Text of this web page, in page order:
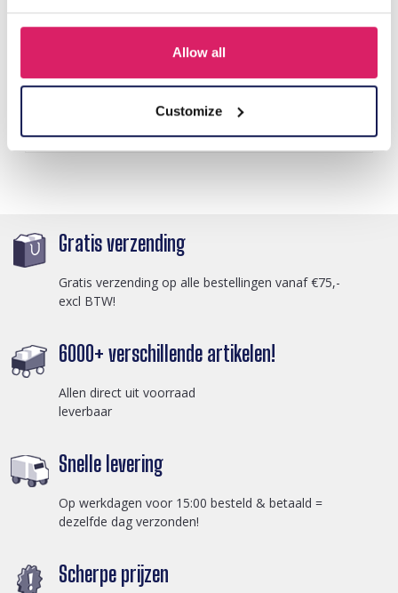
Allow all
Customize
R-P8.2 T2336-003 Magnetic Water Balloons - 6pcs
Login voor prijzen
Details
Gratis verzending
Gratis verzending op alle bestellingen vanaf €75,-
excl BTW!
6000+ verschillende artikelen!
Allen direct uit voorraad
leverbaar
Snelle levering
Op werkdagen voor 15:00 besteld & betaald =
dezelfde dag verzonden!
Scherpe prijzen